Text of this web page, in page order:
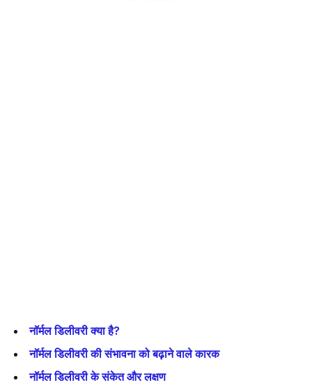
नॉर्मल डिलीवरी क्या है?
नॉर्मल डिलीवरी की संभावना को बढ़ाने वाले कारक
नॉर्मल डिलीवरी के संकेत और लक्षण